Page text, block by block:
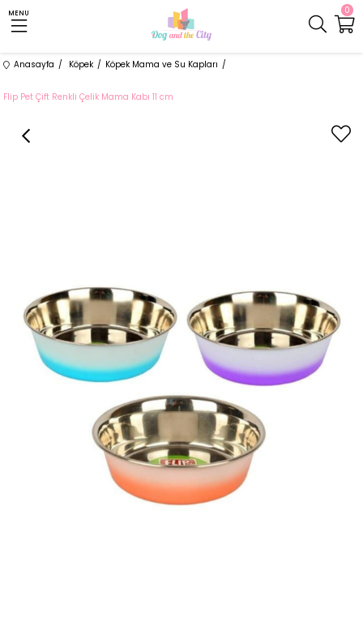
0
MENU
Anasayfa Köpek Köpek Mama ve Su Kapları
Flip Pet Çift Renkli Çelik Mama Kabı 11 cm